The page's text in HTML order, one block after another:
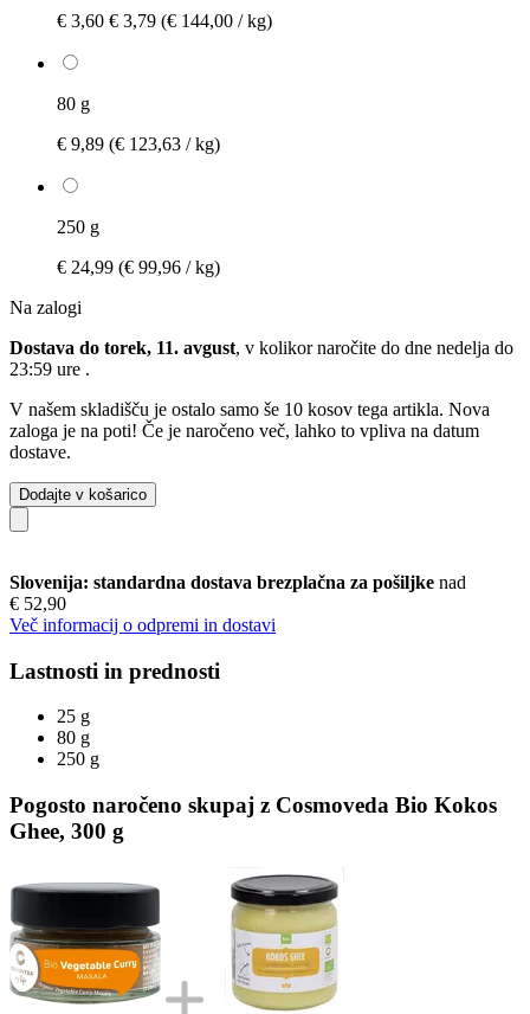
€ 3,60 € 3,79 (€ 144,00 / kg)
80 g
€ 9,89 (€ 123,63 / kg)
250 g
€ 24,99 (€ 99,96 / kg)
Na zalogi
Dostava do torek, 11. avgust, v kolikor naročite do dne nedelja do
23:59 ure .
V našem skladišču je ostalo samo še 10 kosov tega artikla. Nova
zaloga je na poti! Če je naročeno več, lahko to vpliva na datum
dostave.
Dodajte v košarico
Slovenija: standardna dostava brezplačna za pošiljke nad
€ 52,90
Več informacij o odpremi in dostavi
Lastnosti in prednosti
25 g
80 g
250 g
Pogosto naročeno skupaj z Cosmoveda Bio Kokos
Ghee, 300 g